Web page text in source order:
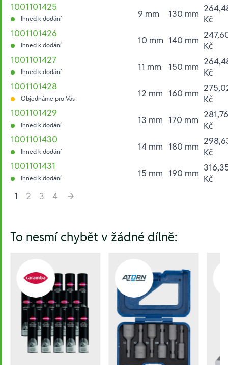
1001101425
Ihned k dodání 9 mm 130 mm Kč
1001101426
Ihned k dodání 10 mm 140 mm Kč
1001101427
Ihned k dodání 11 mm 150 mm Kč
1001101428
Objednáme pro Vás 12 mm 160 mm Kč
1001101429
Ihned k dodání 13 mm 170 mm 281,76
Kč
1001101430
Ihned k dodání 14 mm 180 mm Kč
1001101431
Ihned k dodání 15 mm 190 mm Kč
1
2 3
4
To nesmí chybět v žádné dílně: